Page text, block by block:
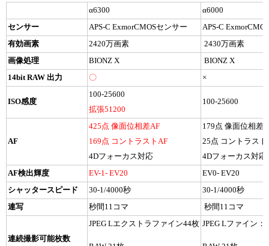
α6300
α6000
センサー
APS-C ExmorCMOSセンサー
APS-C
有効画素
2420万画素
2430万画素
画像処理
BIONZ X
BIONZ X
14bit RAW 出力
〇 ×
ISO感度
100-25600
拡張51200
100-25600
AF
425点 像面位相差AF
169点 コントラストAF
4Dフォーカス対応
179点 像面位相差
25点 コントラスト
4Dフォーカス対応
AF検出輝度
EV-1- EV20
EV0- EV20
シャッタースピード
30-1/4000秒
30-1/4000秒
連写
秒間11コマ 秒間11コマ
連続撮影可能枚数
JPEG Lエクストラファイン44枚 JPEG Lファイン：